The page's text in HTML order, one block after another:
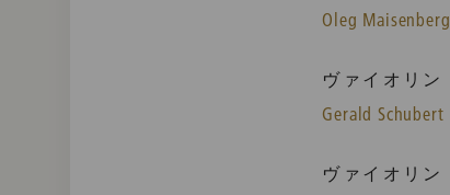
Oleg Maisenberg
ヴァイオリン
Gerald Schubert
ヴァイオリン